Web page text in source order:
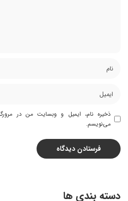
ذخیره نام، ایمیل و وبسایت من در
می‌نویسم.
دسته بندی ها